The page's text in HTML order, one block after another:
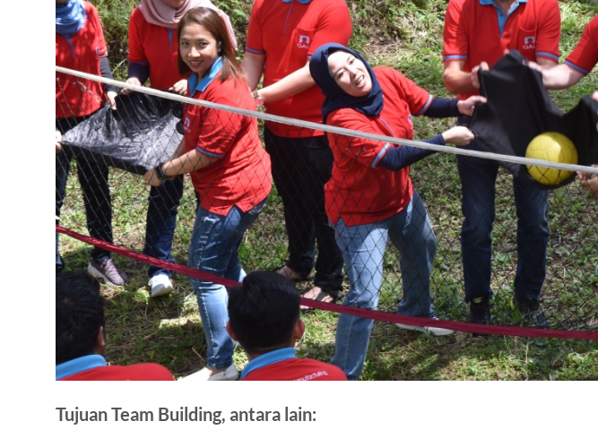
Tujuan Team Building, antara lain: